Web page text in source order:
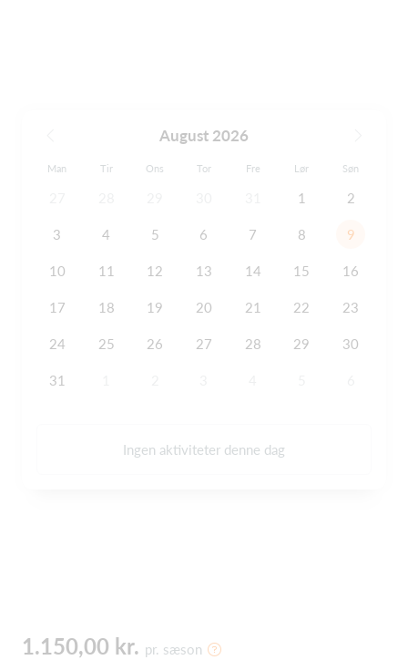
August 2026
Man Tir Ons Tor Fre Lør Søn
1 2
3 4 5 6 7 8 9
10 11 12 13 14 15 16
17 18 19 20 21 22 23
24 25 26 27 28 29 30
31
Ingen aktiviteter denne dag
1.150,00 kr. pr. sæson